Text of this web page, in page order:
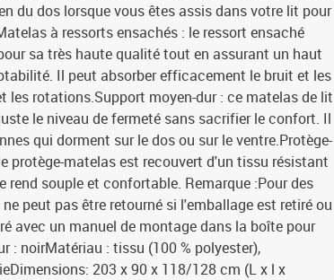
du dos lorsque vous êtes assis dans votre lit pour
à ressorts ensachés : le ressort ensaché
sa très haute qualité tout en assurant un haut
Il peut absorber efficacement le bruit et les
les rotations.Support moyen-dur : ce matelas de lit
le niveau de fermeté sans sacrifier le confort. Il
qui dorment sur le dos ou sur le ventre.Protège-
protège-matelas est recouvert d'un tissu résistant
rend souple et confortable. Remarque :Pour des
peut pas être retourné si l'emballage est retiré ou
avec un manuel de montage dans la boîte pour
: noirMatériau : tissu (100 % polyester),
203 x 90 x 118/128 cm (L x l x